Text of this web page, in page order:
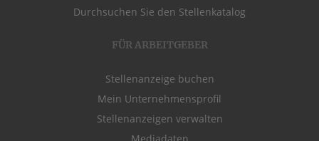
Durchsuchen Sie den Stellenkatalog
FÜR ARBEITGEBER
Stellenanzeige buchen
Mein Unternehmensprofil
Stellenanzeigen verwalten
Mediadaten